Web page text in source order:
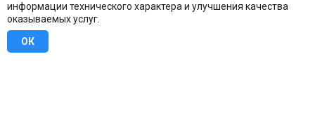
информации технического характера и улучшения качества
оказываемых услуг.
ОК